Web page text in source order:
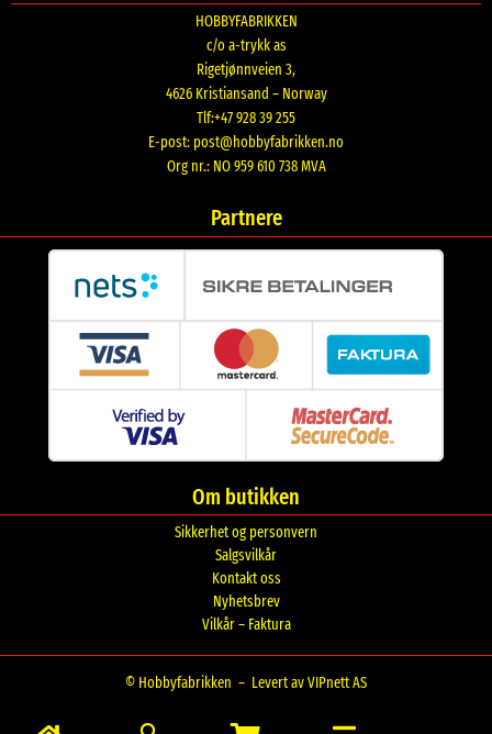
HOBBYFABRIKKEN
c/o a-trykk as
Rigetjønnveien 3,
4626 Kristiansand – Norway
Tlf:+47 928 39 255
E-post: post@hobbyfabrikken.no
Org nr.: NO 959 610 738 MVA
Partnere
Om butikken
Sikkerhet og personvern
Salgsvilkår
Kontakt oss
Nyhetsbrev
Vilkår – Faktura
© Hobbyfabrikken – Levert av VIPnett AS